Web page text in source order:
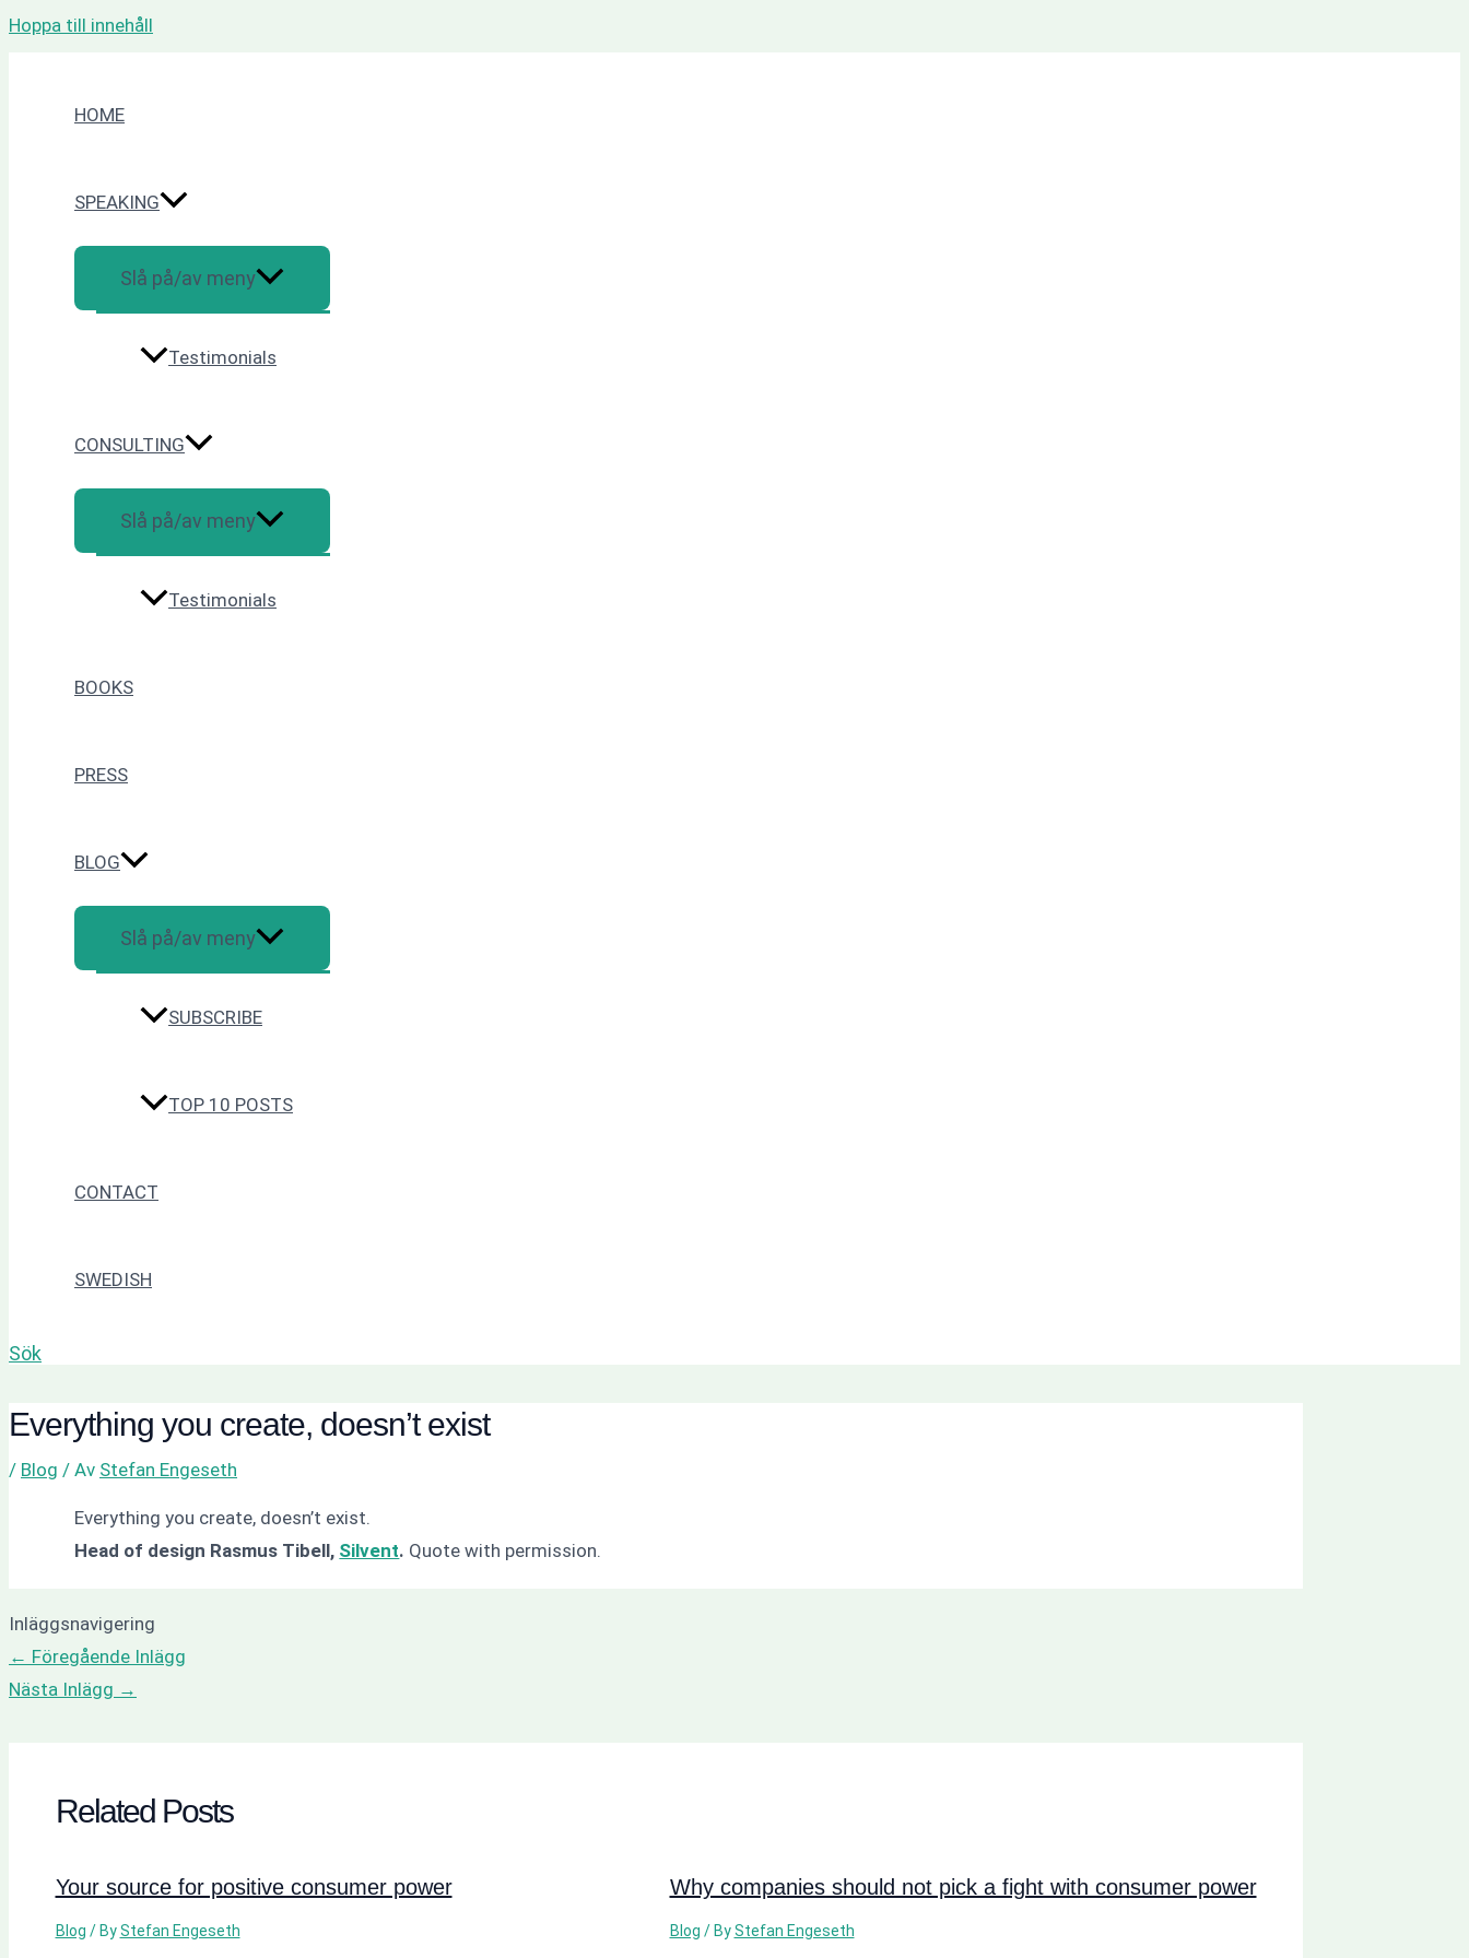
Hoppa till innehåll
HOME
SPEAKING
Slå på/av meny
Testimonials
CONSULTING
Slå på/av meny
Testimonials
BOOKS
PRESS
BLOG
Slå på/av meny
SUBSCRIBE
TOP 10 POSTS
CONTACT
SWEDISH
Sök
Everything you create, doesn’t exist
/ Blog / Av Stefan Engeseth
Everything you create, doesn’t exist.
Head of design Rasmus Tibell, Silvent. Quote with permission.
Inläggsnavigering
← Föregående Inlägg
Nästa Inlägg →
Related Posts
Your source for positive consumer power
Blog / ByStefan Engeseth
Why companies should not pick a fight with consumer power
Blog / ByStefan Engeseth